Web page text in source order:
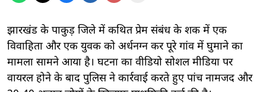
झारखंड के पाकुड़ जिले में कथित प्रेम संबंध के शक में एक
विवाहिता और एक युवक को अर्धनग्न कर पूरे गांव में घुमाने का
मामला सामने आया है। घटना का वीडियो सोशल मीडिया पर
वायरल होने के बाद पुलिस ने कार्रवाई करते हुए पांच नामजद और